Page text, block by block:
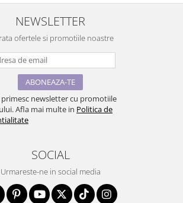
NEWSLETTER
ofertele si promotiile noastre
primesc newsletter cu promotiile
Afla mai multe in Politica de
SOCIAL
Urmareste-ne in social media